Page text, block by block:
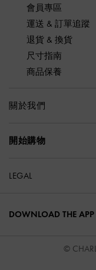
會員專區
運送 & 訂單追蹤
退貨 & 換貨
尺寸指南
商品保養
關於我們
開始購物
LEGAL
DOWNLOAD THE APP
©